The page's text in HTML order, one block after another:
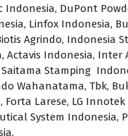
Indonesia, DuPont
Linfox Indonesia,
Agrindo, Indonesia
Actavis Indonesia, Inter
Stamping
Wahanatama, Tbk,
Forta Larese, LG
System Indonesia,